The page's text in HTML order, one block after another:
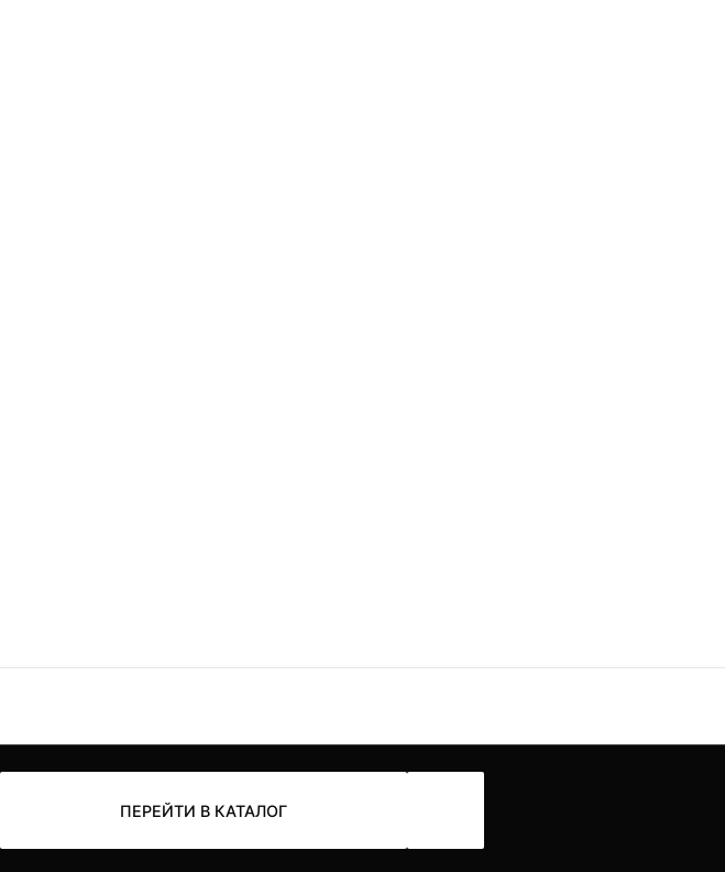
ПЕРЕЙТИ В КАТАЛОГ
ВАШ ЗАКАЗ
Мы скоро
ЧТО-ТО
Пожалуйста